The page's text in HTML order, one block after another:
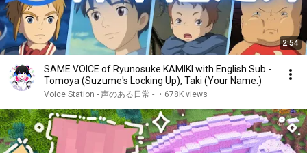
2:54
SAME VOICE of Ryunosuke KAMIKI with English Sub -
Tomoya (Suzume's Locking Up), Taki (Your Name.)
Voice Station - 声のある日常 - • 678K views